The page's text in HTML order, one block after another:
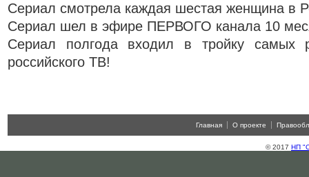
Сериал смотрела каждая шестая женщина в
Сериал шел в эфире ПЕРВОГО канала 10
Сериал полгода входил в тройку самых
российского ТВ!
Главная О проекте
© 2017 НП